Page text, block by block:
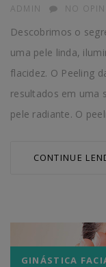
AUTHOR
ADMIN NO
Descobrimos o
uma pele linda,
flacidez. O Peeling
resultados em uma
pele radiante. O
CONTINUE
Tags
GINÁSTICA